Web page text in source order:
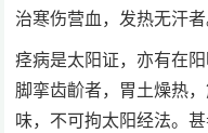
治寒伤营血，发热无汗者
痉病是太阳证，亦有在
脚挛齿齘者，胃土燥热
味，不可拘太阳经法。